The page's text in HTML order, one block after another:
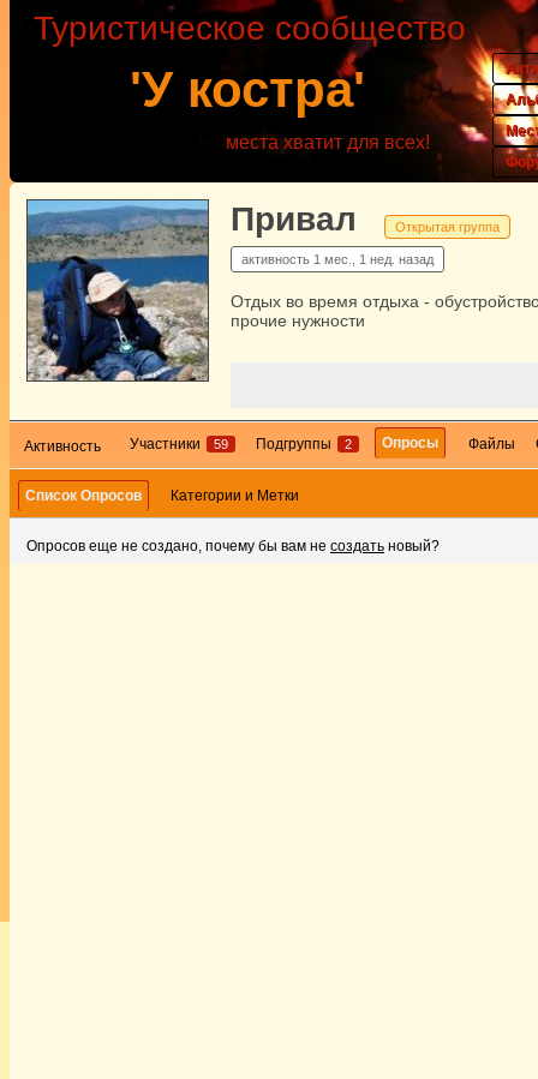
'У костра'
Туристическое сообщество
места хватит для всех!
Привал Открытая группа
активность 1 мес., 1 нед. назад
Отдых во время отдыха -
прочие нужности
Активность Участники 59 Подгруппы 2 Опросы Файлы
Список Опросов Категории и Метки
Опросов еще не создано, почему бы вам не создать новый?